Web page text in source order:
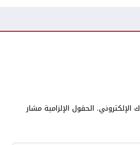
الإلكتروني. الحقول الإلزامية مشار